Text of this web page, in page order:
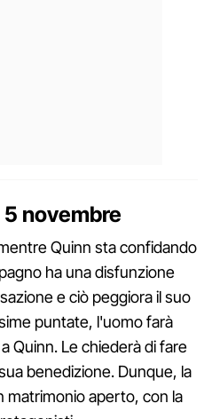
novembre
Quinn sta confidando
ha una disfunzione
e ciò peggiora il suo
puntate, l'uomo farà
Quinn. Le chiederà di fare
benedizione. Dunque, la
matrimonio aperto, con la